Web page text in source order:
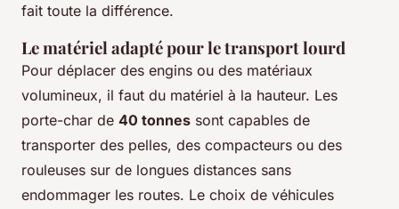
fait toute la différence.
Le matériel adapté pour le transport lourd
Pour déplacer des engins ou des matériaux
volumineux, il faut du matériel à la hauteur. Les
porte-char de 40 tonnes sont capables de
transporter des pelles, des compacteurs ou des
rouleuses sur de longues distances sans
endommager les routes. Le choix de véhicules